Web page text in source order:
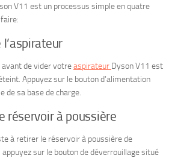
V11 est un processus simple en quatre
de vider votreaspirateur Dyson V11 est
Appuyez sur le bouton d’alimentation
de sa base de charge.
réservoir à poussière
à retirer le réservoir à poussière de
appuyez sur le bouton de déverrouillage situé